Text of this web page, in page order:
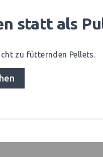
statt als
zu fütternden Pellets.